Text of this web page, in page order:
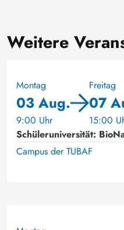
Weitere
Montag
03 Aug.
9:00 Uhr
Freitag
07
15:00
Schüleruniversität:
Campus der TUBAF